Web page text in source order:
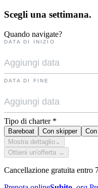
Scegli una settimana.
Quando navigate?
DATA DI INIZIO
DATA DI FINE
Tipo di charter *
Bareboat Con skipper
Mostra dettaglio ⌄
Ottieni un'offerta →
Cancellazione gratuita entro